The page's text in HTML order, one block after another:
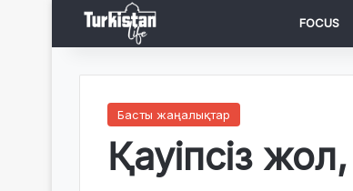
FOCUS
Басты жаңалықтар
Қауіпсіз